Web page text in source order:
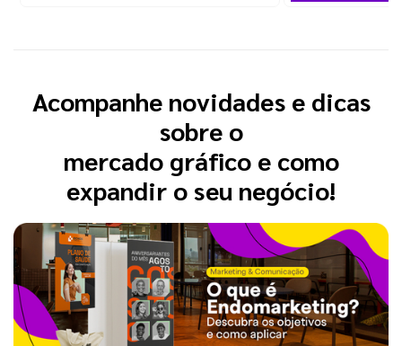
Acompanhe novidades e dicas
sobre o
mercado gráfico e como
expandir o seu negócio!